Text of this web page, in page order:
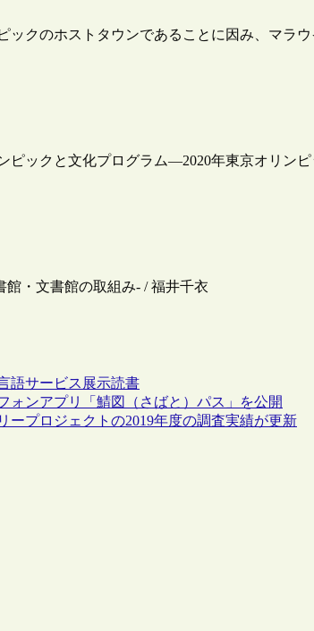
クのホストタウンであることに因み、マラウ
ピックと文化プログラム―2020年東京オリンピ
・文書館の取組み- / 福井千衣
語サービス 展示読書
ォンアプリ「鯖図（さばと）パス」を公開
プロジェクトの2019年度の調査実績が更新